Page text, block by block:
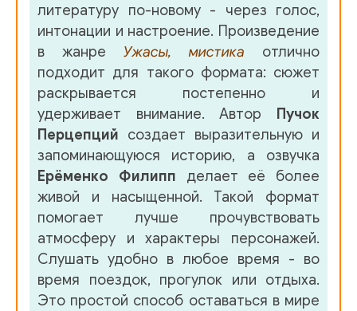
литературу по-новому - через голос,
интонации и настроение. Произведение
в жанре Ужасы, мистика отлично
подходит для такого формата: сюжет
раскрывается постепенно и
удерживает внимание. Автор Пучок
Перцепций создает выразительную и
запоминающуюся историю, а озвучка
Ерёменко Филипп делает её более
живой и насыщенной. Такой формат
помогает лучше прочувствовать
атмосферу и характеры персонажей.
Слушать удобно в любое время - во
время поездок, прогулок или отдыха.
Это простой способ оставаться в мире